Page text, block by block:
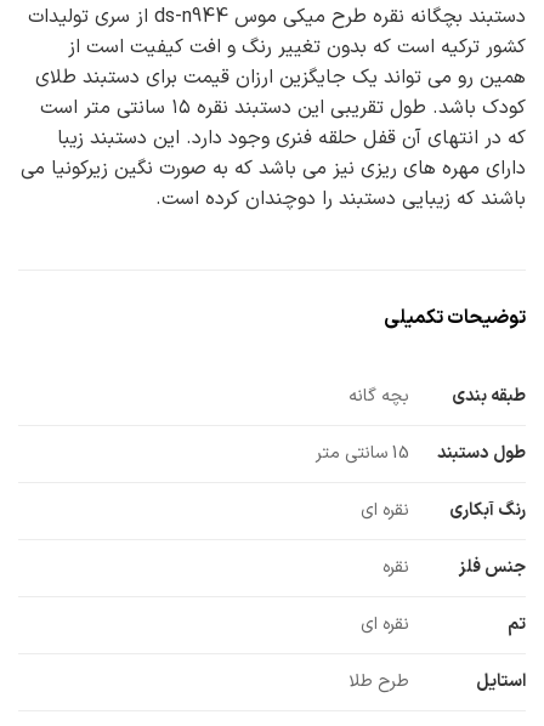
دستبند بچگانه نقره طرح میکی موس ds-n944 از سری تولیدات
کشور ترکیه است که بدون تغییر رنگ و افت کیفیت است از
همین رو می تواند یک جایگزین ارزان قیمت برای دستبند طلای
کودک باشد. طول تقریبی این دستبند نقره ۱۵ سانتی متر است
که در انتهای آن قفل حلقه فنری وجود دارد. این دستبند زیبا
دارای مهره های ریزی نیز می باشد که به صورت نگین زیرکونیا می
باشند که زیبایی دستبند را دوچندان کرده است.
توضیحات تکمیلی
طبقه بندی بچه گانه
طول دستبند 15 سانتی متر
رنگ آبکاری نقره ای
جنس فلز نقره
تم نقره ای
استایل طرح طلا